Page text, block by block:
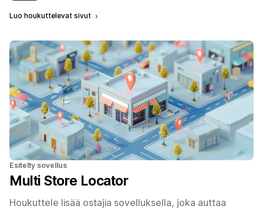
Luo houkuttelevat sivut
Esitelty sovellus
Multi Store Locator
Houkuttele lisää ostajia sovelluksella, joka auttaa